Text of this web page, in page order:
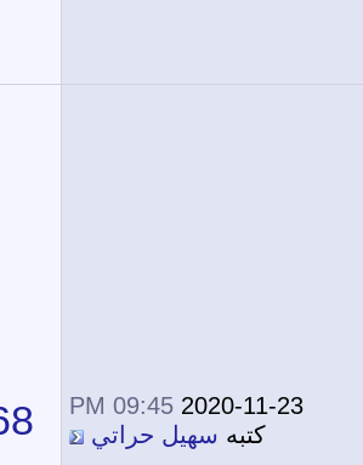
2020-11-23
09:45 PM
كتبهسهيل حراتي 168